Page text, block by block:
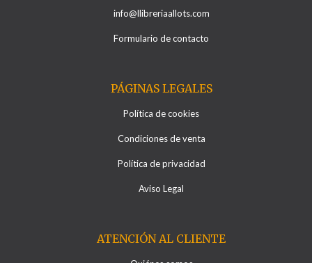
info@llibreriaallots.com
Formulario de contacto
PÁGINAS LEGALES
Política de cookies
Condiciones de venta
Política de privacidad
Aviso Legal
ATENCIÓN AL CLIENTE